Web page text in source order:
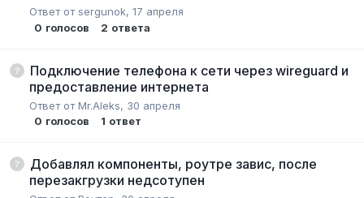
Ответ отsergunok, 17 апреля
0 голосов 2 ответа
Подключение телефона к сети через wireguard и
предоставление интернета
Ответ отMr.Aleks, 30 апреля
0 голосов 1 ответ
Добавлял компоненты, роутре завис, после
перезакгрузки недсотупен